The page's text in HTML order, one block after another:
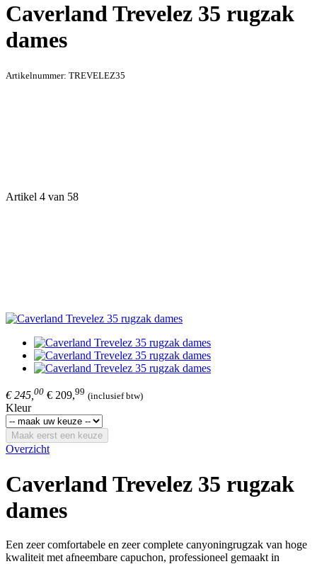
Caverland Trevelez 35 rugzak
dames
Artikelnummer: TREVELEZ35
Artikel 4 van 58
€ 245, 00 € 209,99 (inclusief btw)
Kleur
Maak eerst een keuze
Overzicht
Caverland Trevelez 35 rugzak
dames
Een zeer comfortabele en zeer complete canyoningrugzak van hoge
kwaliteit met afneembare capuchon, professioneel gemaakt in